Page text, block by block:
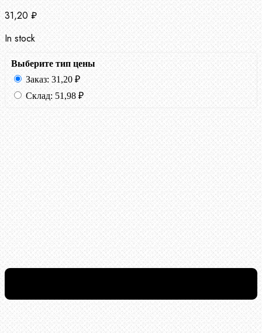
31,20 ₽
In stock
Выберите тип цены
Заказ: 31,20 ₽
Склад: 51,98 ₽